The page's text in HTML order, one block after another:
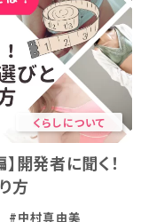
くらしについて
開発者に聞く！
方
#中村真由美